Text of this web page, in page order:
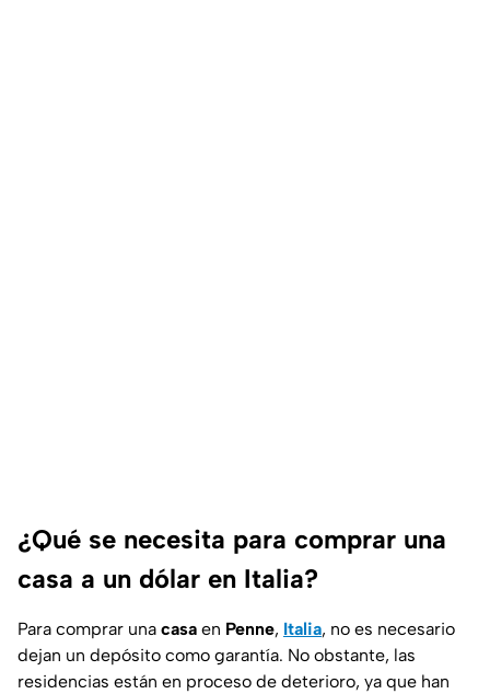
¿Qué se necesita para comprar una
casa a un dólar en Italia?
Para comprar una casa en Penne, Italia, no es necesario
dejan un depósito como garantía. No obstante, las
residencias están en proceso de deterioro, ya que han